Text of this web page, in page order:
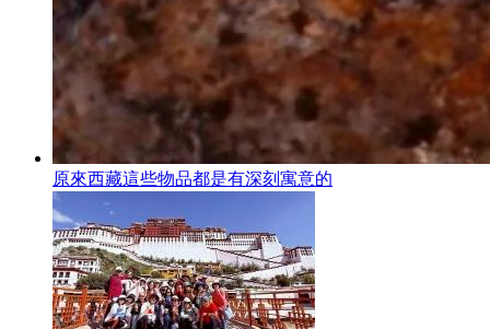
原來西藏這些物品都是有深刻寓意的